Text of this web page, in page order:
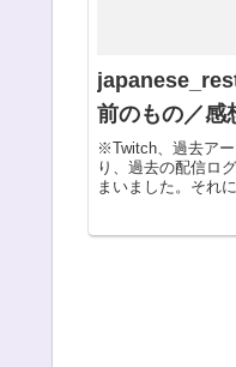
前のもの／感
※Twitch、過去ア
り、過去の配信ロ
まいました。それ
ちは、RTA大好き